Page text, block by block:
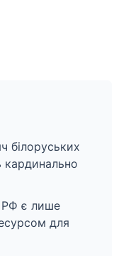
білоруських
кардинально
РФ є лише
для